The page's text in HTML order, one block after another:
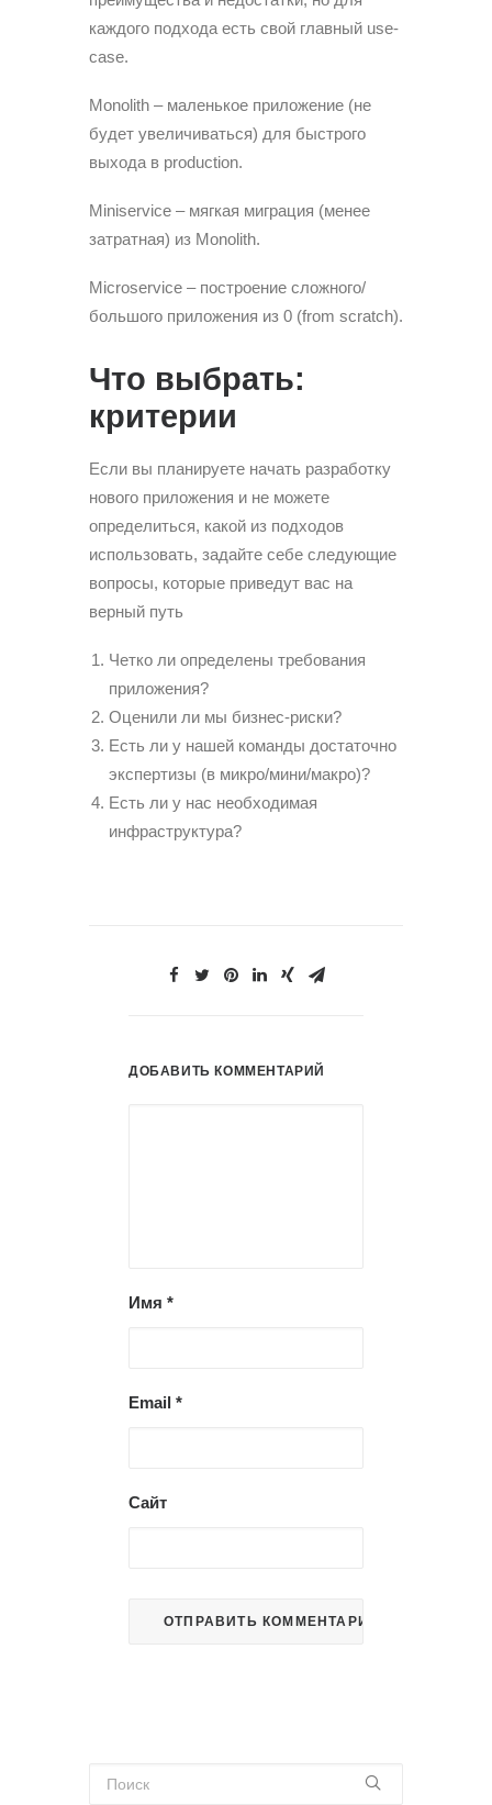
каждого подхода есть свой главный use-
case.
Monolith – маленькое приложение (не
будет увеличиваться) для быстрого
выхода в production.
Miniservice – мягкая миграция (менее
затратная) из Monolith.
Microservice – построение сложного/
большого приложения из 0 (from scratch).
Что выбрать:
критерии
Если вы планируете начать разработку
нового приложения и не можете
определиться, какой из подходов
использовать, задайте себе следующие
вопросы, которые приведут вас на
верный путь
Четко ли определены требования
приложения?
Оценили ли мы бизнес-риски?
Есть ли у нашей команды достаточно
экспертизы (в микро/мини/макро)?
Есть ли у нас необходимая
инфраструктура?
ДОБАВИТЬ КОММЕНТАРИЙ
Имя *
Email *
Сайт